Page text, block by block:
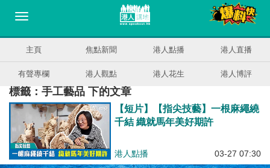
主頁 焦點新聞 港人點播 港人直播
有聲專欄 港人觀點 港人花生 港人博評
標籤：手工藝品 下的文章
【短片】【指尖技藝】一根麻繩繞
千結 織就馬年美好期許
港人點播 03-27 07:30